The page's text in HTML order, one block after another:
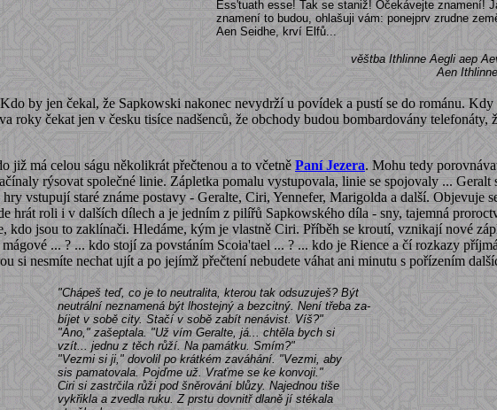
Ess'tuath esse! Tak se staniž! Očekávejte znamení!
znamení to budou, ohlašuji vám: ponejprv zrudne
Aen Seidhe, krví Elfů...
věštba Ithlinne Aegli aep
Aen
by jen čekal, že Sapkowski nakonec nevydrží u povídek a pustí se do románu.
roky čekat jen v česku tisíce nadšenců, že obchody budou bombardovány
již má celou ságu několikrát přečtenou a to včetně Paní Jezera. Mohu tedy
rýsovat společné linie. Zápletka pomalu vystupovala, linie se spojovaly ...
vstupují staré známe postavy - Geralte, Ciri, Yennefer, Marigolda a další.
hrát roli i v dalších dílech a je jedním z pilířů Sapkowského díla - sny, tajemná
kdo jsou to zaklínači. Hledáme, kým je vlastně Ciri. Příběh se kroutí, vznikají nové
... ? ... kdo stojí za povstáním Scoia'tael ... ? ... kdo je Rience a čí rozkazy
si nesmíte nechat ujít a po jejímž přečtení nebudete váhat ani minutu s pořízením
"Chápeš teď, co je to neutralita, kterou tak odsuzuješ? Být
neutrální neznamená být lhostejný a bezcitný. Není třeba za-
bíjet v sobě city. Stačí v sobě zabít nenávist. Víš?"
"Ano," zašeptala. "Už vím Geralte, já... chtěla bych si
vzít... jednu z těch růží. Na památku. Smím?"
"Vezmi si ji," dovolil po krátkém zaváhání. "Vezmi, aby
sis pamatovala. Pojďme už. Vraťme se ke konvoji."
Ciri si zastrčila růži pod šněrování blůzy. Najednou tiše
vykřikla a zvedla ruku. Z prstu dovnitř dlaně jí stékala